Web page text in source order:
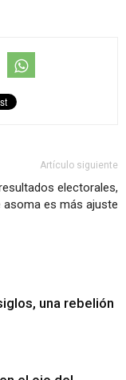
Artículo siguiente
electorales,
asoma es más ajuste
una rebelión